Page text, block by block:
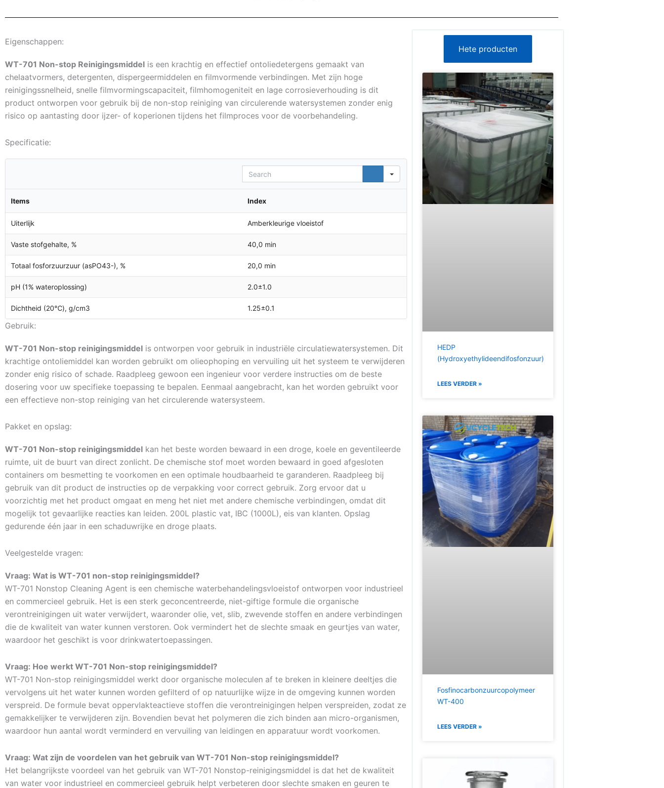
Eigenschappen:
WT-701 Non-stop Reinigingsmiddel is een krachtig en effectief ontoliedetergens gemaakt van
chelaatvormers, detergenten, dispergeermiddelen en filmvormende verbindingen. Met zijn hoge
reinigingssnelheid, snelle filmvormingscapaciteit, filmhomogeniteit en lage corrosieverhouding is dit
product ontworpen voor gebruik bij de non-stop reiniging van circulerende watersystemen zonder enig
risico op aantasting door ijzer- of koperionen tijdens het filmproces voor de voorbehandeling.
Specificatie:
Search
Items Index
Uiterlijk Amberkleurige vloeistof
Vaste stofgehalte, % 40,0 min
Totaal fosforzuurzuur (asPO43-), % 20,0 min
pH (1% wateroplossing) 2.0±1.0
Dichtheid (20℃), g/cm3 1.25±0.1
Gebruik:
WT-701 Non-stop reinigingsmiddel is ontworpen voor gebruik in industriële circulatiewatersystemen. Dit
krachtige ontoliemiddel kan worden gebruikt om olieophoping en vervuiling uit het systeem te verwijderen
zonder enig risico of schade. Raadpleeg gewoon een ingenieur voor verdere instructies om de beste
dosering voor uw specifieke toepassing te bepalen. Eenmaal aangebracht, kan het worden gebruikt voor
een effectieve non-stop reiniging van het circulerende watersysteem.
Pakket en opslag:
WT-701 Non-stop reinigingsmiddel kan het beste worden bewaard in een droge, koele en geventileerde
ruimte, uit de buurt van direct zonlicht. De chemische stof moet worden bewaard in goed afgesloten
containers om besmetting te voorkomen en een optimale houdbaarheid te garanderen. Raadpleeg bij
gebruik van dit product de instructies op de verpakking voor correct gebruik. Zorg ervoor dat u
voorzichtig met het product omgaat en meng het niet met andere chemische verbindingen, omdat dit
mogelijk tot gevaarlijke reacties kan leiden. 200L plastic vat, IBC (1000L), eis van klanten. Opslag
gedurende één jaar in een schaduwrijke en droge plaats.
Veelgestelde vragen:
Vraag: Wat is WT-701 non-stop reinigingsmiddel?
WT-701 Nonstop Cleaning Agent is een chemische waterbehandelingsvloeistof ontworpen voor industrieel
en commercieel gebruik. Het is een sterk geconcentreerde, niet-giftige formule die organische
verontreinigingen uit water verwijdert, waaronder olie, vet, slib, zwevende stoffen en andere verbindingen
die de kwaliteit van water kunnen verstoren. Ook vermindert het de slechte smaak en geurtjes van water,
waardoor het geschikt is voor drinkwatertoepassingen.
Vraag: Hoe werkt WT-701 Non-stop reinigingsmiddel?
WT-701 Non-stop reinigingsmiddel werkt door organische moleculen af ​​te breken in kleinere deeltjes die
vervolgens uit het water kunnen worden gefilterd of op natuurlijke wijze in de omgeving kunnen worden
verspreid. De formule bevat oppervlakteactieve stoffen die verontreinigingen helpen verspreiden, zodat ze
gemakkelijker te verwijderen zijn. Bovendien bevat het polymeren die zich binden aan micro-organismen,
waardoor hun aantal wordt verminderd en vervuiling van leidingen en apparatuur wordt voorkomen.
Vraag: Wat zijn de voordelen van het gebruik van WT-701 Non-stop reinigingsmiddel?
Het belangrijkste voordeel van het gebruik van WT-701 Nonstop-reinigingsmiddel is dat het de kwaliteit
van water voor industrieel en commercieel gebruik helpt verbeteren door slechte smaken en geuren te
Hete producten
HEDP
(Hydroxyethylideendifosfonzuur)
LEES VERDER »
Fosfinocarbonzuurcopolymeer
WT-400
LEES VERDER »